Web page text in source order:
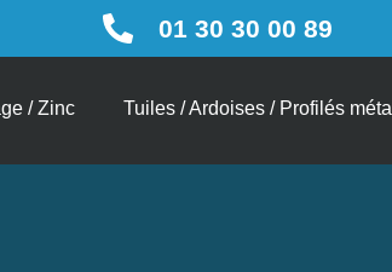
01 30 30 00 89
/ Zinc Tuiles / Ardoises / Profilés métal